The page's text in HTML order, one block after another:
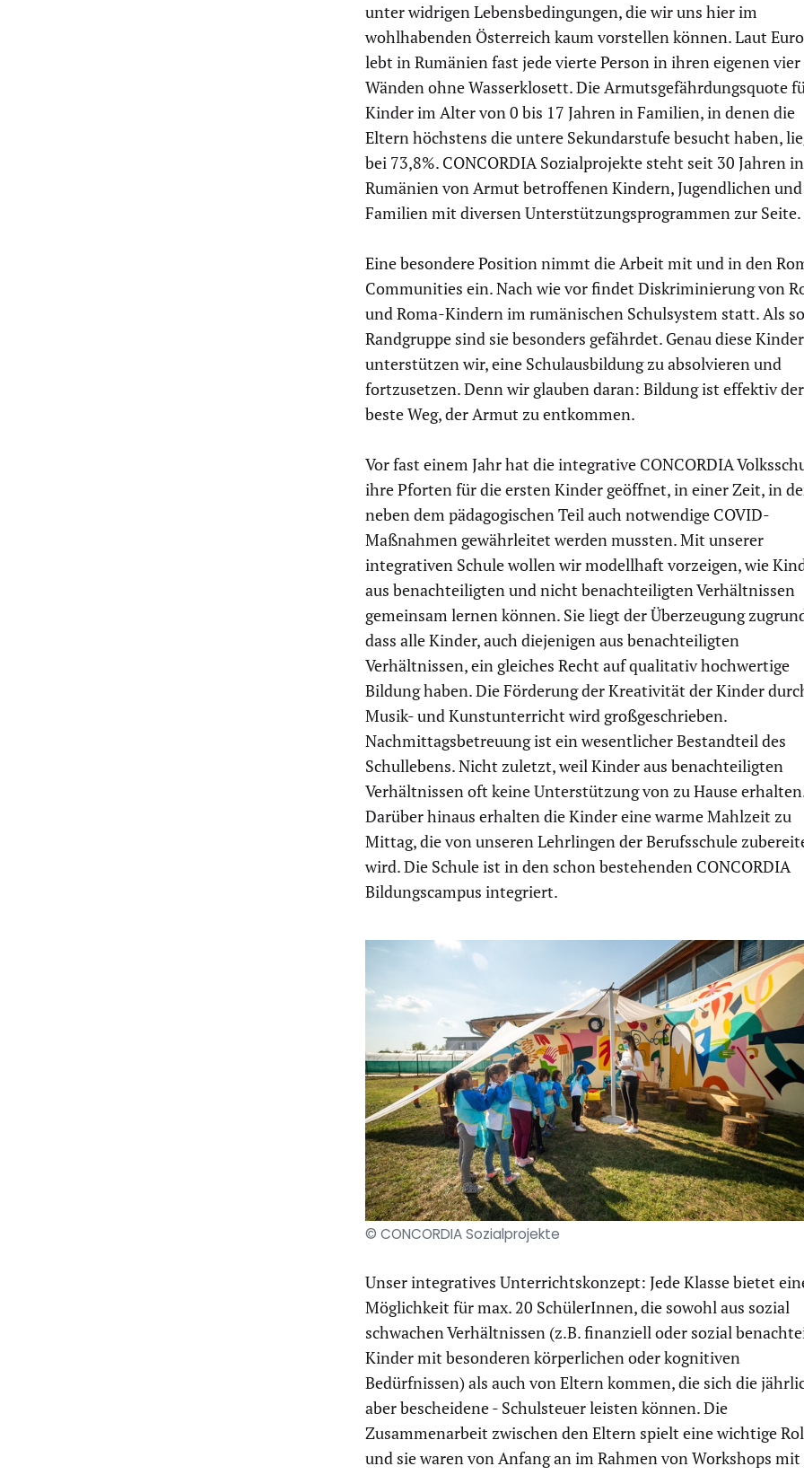
unter widrigen Lebensbedingungen, die wir uns hier im
wohlhabenden Österreich kaum vorstellen können. Laut
lebt in Rumänien fast jede vierte Person in ihren eigenen vier
Wänden ohne Wasserklosett. Die Armutsgefährdungsquote
Kinder im Alter von 0 bis 17 Jahren in Familien, in denen die
Eltern höchstens die untere Sekundarstufe besucht haben,
bei 73,8%. CONCORDIA Sozialprojekte steht seit 30 Jahren in
Rumänien von Armut betroffenen Kindern, Jugendlichen und
Familien mit diversen Unterstützungsprogrammen zur Seite.
Eine besondere Position nimmt die Arbeit mit und in den
Communities ein. Nach wie vor findet Diskriminierung von
und Roma-Kindern im rumänischen Schulsystem statt. Als
Randgruppe sind sie besonders gefährdet. Genau diese Kinder
unterstützen wir, eine Schulausbildung zu absolvieren und
fortzusetzen. Denn wir glauben daran: Bildung ist effektiv der
beste Weg, der Armut zu entkommen.
Vor fast einem Jahr hat die integrative CONCORDIA
ihre Pforten für die ersten Kinder geöffnet, in einer Zeit, in
neben dem pädagogischen Teil auch notwendige COVID-
Maßnahmen gewährleitet werden mussten. Mit unserer
integrativen Schule wollen wir modellhaft vorzeigen, wie
aus benachteiligten und nicht benachteiligten Verhältnissen
gemeinsam lernen können. Sie liegt der Überzeugung
dass alle Kinder, auch diejenigen aus benachteiligten
Verhältnissen, ein gleiches Recht auf qualitativ hochwertige
Bildung haben. Die Förderung der Kreativität der Kinder
Musik- und Kunstunterricht wird großgeschrieben.
Nachmittagsbetreuung ist ein wesentlicher Bestandteil des
Schullebens. Nicht zuletzt, weil Kinder aus benachteiligten
Verhältnissen oft keine Unterstützung von zu Hause
Darüber hinaus erhalten die Kinder eine warme Mahlzeit zu
Mittag, die von unseren Lehrlingen der Berufsschule
wird. Die Schule ist in den schon bestehenden CONCORDIA
Bildungscampus integriert.
© CONCORDIA Sozialprojekte
Unser integratives Unterrichtskonzept: Jede Klasse bietet
Möglichkeit für max. 20 SchülerInnen, die sowohl aus sozial
schwachen Verhältnissen (z.B. finanziell oder sozial
Kinder mit besonderen körperlichen oder kognitiven
Bedürfnissen) als auch von Eltern kommen, die sich die
aber bescheidene - Schulsteuer leisten können. Die
Zusammenarbeit zwischen den Eltern spielt eine wichtige
und sie waren von Anfang an im Rahmen von Workshops mit